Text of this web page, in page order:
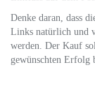
Denke daran, dass
Links natürlich und
werden. Der Kauf
gewünschten Erfolg